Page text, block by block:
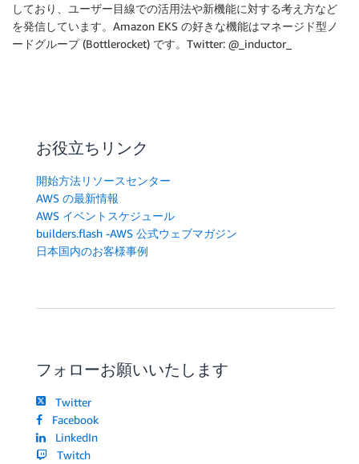
しており、ユーザー目線での活用法や新機能に対する考え方など
を発信しています。Amazon EKS の好きな機能はマネージド型ノ
ードグループ (Bottlerocket) です。Twitter: @_inductor_
お役立ちリンク
開始方法リソースセンター
AWS の最新情報
AWS イベントスケジュール
builders.flash -AWS 公式ウェブマガジン
日本国内のお客様事例
フォローお願いいたします
Twitter
Facebook
LinkedIn
Twitch